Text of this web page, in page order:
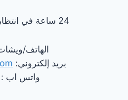
24 ساعة في انتظار رسالتك!
الهاتف/ويشات:
بريد إلكتروني:
واتس اب :